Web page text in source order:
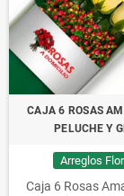
CAJA 6 ROSAS
PELUCHE Y
Arreglos
Caja 6 Rosas